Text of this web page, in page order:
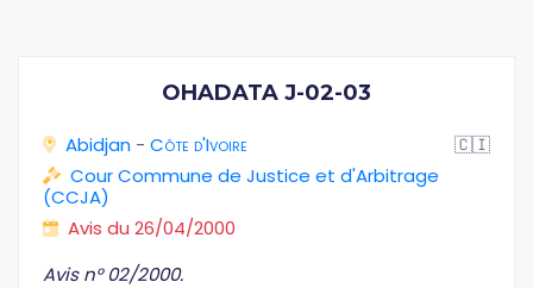
OHADATA J-02-03
Abidjan - Côte d'Ivoire
🇨🇮
Cour Commune de Justice et d'Arbitrage
(CCJA)
Avis du 26/04/2000
Avis n° 02/2000.